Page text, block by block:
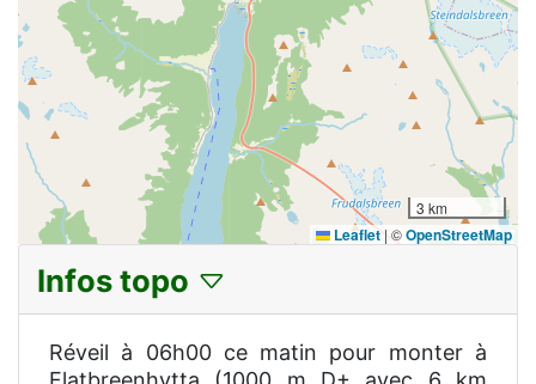
3 km
Leaflet|©OpenStreetMap
Infos topo
Réveil à 06h00 ce matin pour monter à